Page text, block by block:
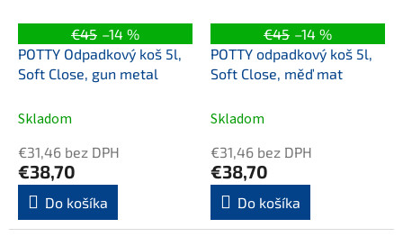
€45 –14 %
POTTY Odpadkový koš 5l,
Soft Close, gun metal
Skladom
€31,46 bez DPH
€38,70
Do košíka
€45 –14 %
POTTY odpadkový koš 5l,
Soft Close, měď mat
Skladom
€31,46 bez DPH
€38,70
Do košíka